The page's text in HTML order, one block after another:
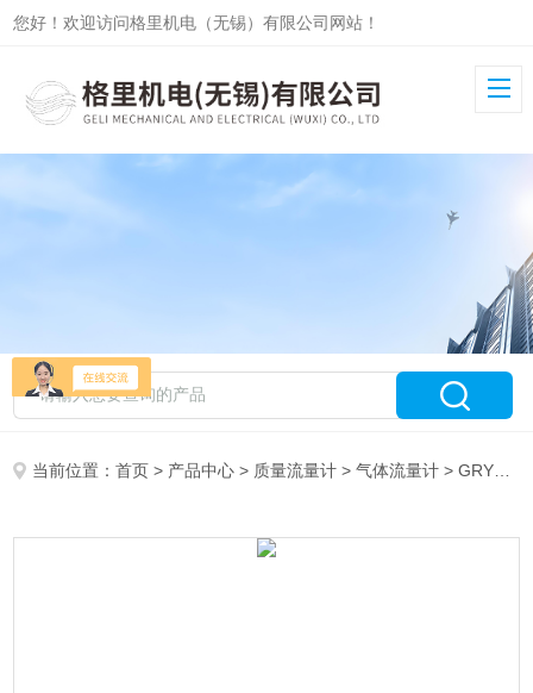
您好！欢迎访问格里机电（无锡）有限公司网站！
当前位置：首页 > 产品中心 > 质量流量计 >气体流量计 > GRYLLS5951质量流量计